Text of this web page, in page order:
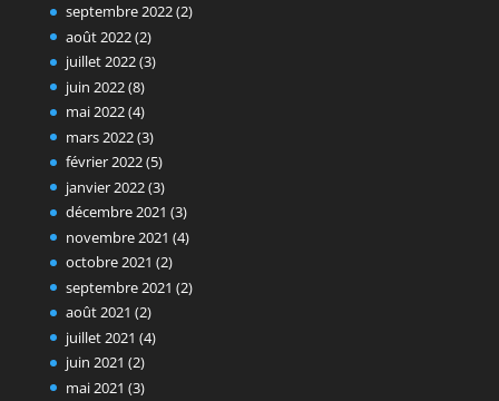
septembre 2022(2)
août 2022(2)
juillet 2022(3)
juin 2022(8)
mai 2022(4)
mars 2022(3)
février 2022(5)
janvier 2022(3)
décembre 2021 (3)
novembre 2021 (4)
octobre 2021 (2)
septembre 2021 (2)
août 2021 (2)
juillet 2021 (4)
juin 2021 (2)
mai 2021 (3)